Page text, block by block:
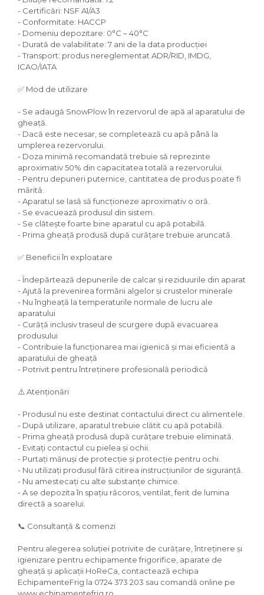
- Certificări: NSF A1/A3
- Conformitate: HACCP
- Domeniu depozitare: 0°C – 40°C
- Durată de valabilitate: 7 ani de la data producției
- Transport: produs nereglementat ADR/RID, IMDG,
ICAO/IATA
✅ Mod de utilizare
- Se adaugă SnowPlow în rezervorul de apă al aparatului de
gheață.
- Dacă este necesar, se completează cu apă până la
umplerea rezervorului.
- Doza minimă recomandată trebuie să reprezinte
aproximativ 50% din capacitatea totală a rezervorului.
- Pentru depuneri puternice, cantitatea de produs poate fi
mărită.
- Aparatul se lasă să funcționeze aproximativ o oră.
- Se evacuează produsul din sistem.
- Se clătește foarte bine aparatul cu apă potabilă.
- Prima gheață produsă după curățare trebuie aruncată.
✅ Beneficii în exploatare
- Îndepărtează depunerile de calcar și reziduurile din aparat
- Ajută la prevenirea formării algelor și crustelor minerale
- Nu îngheață la temperaturile normale de lucru ale
aparatului
- Curăță inclusiv traseul de scurgere după evacuarea
produsului
- Contribuie la funcționarea mai igienică și mai eficientă a
aparatului de gheață
- Potrivit pentru întreținere profesională periodică
⚠️ Atenționări
- Produsul nu este destinat contactului direct cu alimentele.
- După utilizare, aparatul trebuie clătit cu apă potabilă.
- Prima gheață produsă după curățare trebuie eliminată.
- Evitați contactul cu pielea și ochii.
- Purtați mănuși de protecție și protecție pentru ochi.
- Nu utilizați produsul fără citirea instrucțiunilor de siguranță.
- Nu amestecați cu alte substanțe chimice.
- A se depozita în spațiu răcoros, ventilat, ferit de lumina
directă a soarelui.
📞 Consultanță & comenzi
Pentru alegerea soluției potrivite de curățare, întreținere și
igienizare pentru echipamente frigorifice, aparate de
gheață și aplicații HoReCa, contactează echipa
EchipamenteFrig la 0724 373 203 sau comandă online pe